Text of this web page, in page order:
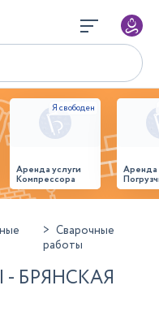
Аренда услуги
Компрессора
Сварочные
работы
БРЯНСКАЯ